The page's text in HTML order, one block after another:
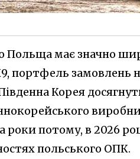
має значно
портфель замовлень
Корея
роки потому, в 2026
польського ОПК.